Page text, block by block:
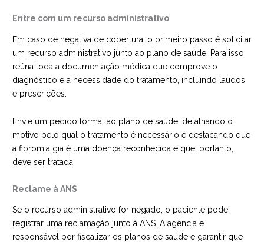
Entre com um recurso administrativo
Em caso de negativa de cobertura, o primeiro passo é solicitar
um recurso administrativo junto ao plano de saúde. Para isso,
reúna toda a documentação médica que comprove o
diagnóstico e a necessidade do tratamento, incluindo laudos
e prescrições.
Envie um pedido formal ao plano de saúde, detalhando o
motivo pelo qual o tratamento é necessário e destacando que
a fibromialgia é uma doença reconhecida e que, portanto,
deve ser tratada.
Reclame à ANS
Se o recurso administrativo for negado, o paciente pode
registrar uma reclamação junto à ANS. A agência é
responsável por fiscalizar os planos de saúde e garantir que